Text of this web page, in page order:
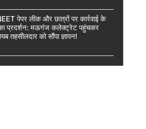
पेपर लीक और छात्रों पर कार्रवाई के
का प्रदर्शन: मऊगंज कलेक्ट्रेट पहुंचकर
तहसीलदार को सौंपा ज्ञापन!